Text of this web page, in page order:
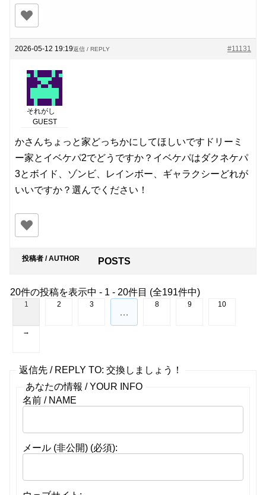
2026-05-12 19:19 #11131
返信 / REPLY
それがし
GUEST
かさんちょっと家どっちかにしてほしいですドリーミ
ー家とイベケパ2でどうですか？イベケパはダクネケパ
3とボイド、ゾンビ、レインボー、ギャラクシーどれが
いいですか？選んでください！
投稿者 / AUTHOR POSTS
20件の投稿を表示中 - 1 - 20件目 (全191件中)
1 2 3
…
8 9 10
→
返信先 / REPLY TO: 交換しましょう！
あなたの情報 / YOUR INFO
名前 / NAME
メール (非公開) (必須):